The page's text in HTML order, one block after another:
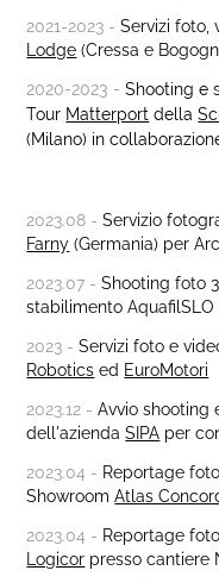
2021-2023 -Servizi foto,
Lodge (Cressa e
2020-2023 -Shooting e
Tour Matterport della
(Milano) in
2023.08 -Servizio
Farny (Germania) per
2023.07 -Shooting foto
stabilimento
2023 -Servizi foto e
Robotics ed EuroMotori
2023.12 -Avvio shooting
dell'aziendaSIPA per
2023.04 - Reportage
ShowroomAtlas
2023.04 - Reportage
Logicor presso cantiere